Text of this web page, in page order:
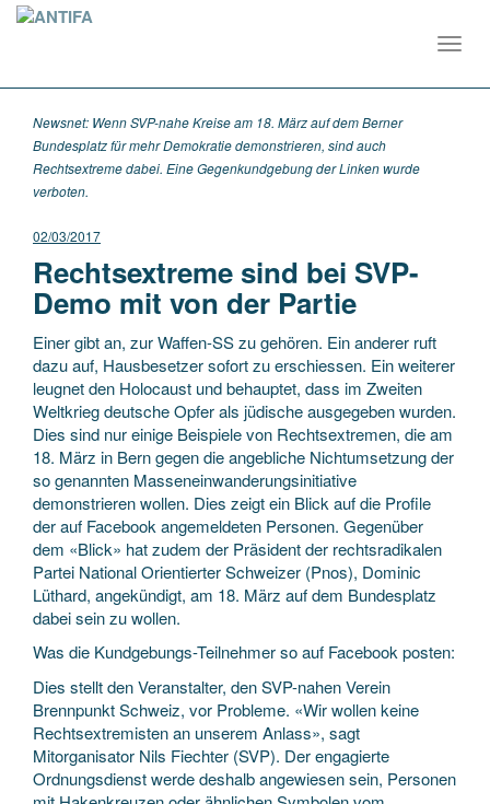
Newsnet: Wenn SVP-nahe Kreise am 18. März auf dem Berner
Bundesplatz für mehr Demokratie demonstrieren, sind auch
Rechtsextreme dabei. Eine Gegenkundgebung der Linken wurde
verboten.
02/03/2017
Rechtsextreme sind bei SVP-
Demo mit von der Partie
Einer gibt an, zur Waffen-SS zu gehören. Ein anderer ruft
dazu auf, Hausbesetzer sofort zu erschiessen. Ein weiterer
leugnet den Holocaust und behauptet, dass im Zweiten
Weltkrieg deutsche Opfer als jüdische ausgegeben wurden.
Dies sind nur einige Beispiele von Rechtsextremen, die am
18. März in Bern gegen die angebliche Nichtumsetzung der
so genannten Masseneinwanderungsinitiative
demonstrieren wollen. Dies zeigt ein Blick auf die Profile
der auf Facebook angemeldeten Personen. Gegenüber
dem «Blick» hat zudem der Präsident der rechtsradikalen
Partei National Orientierter Schweizer (Pnos), Dominic
Lüthard, angekündigt, am 18. März auf dem Bundesplatz
dabei sein zu wollen.
Was die Kundgebungs-Teilnehmer so auf Facebook posten:
Dies stellt den Veranstalter, den SVP-nahen Verein
Brennpunkt Schweiz, vor Probleme. «Wir wollen keine
Rechtsextremisten an unserem Anlass», sagt
Mitorganisator Nils Fiechter (SVP). Der engagierte
Ordnungsdienst werde deshalb angewiesen sein, Personen